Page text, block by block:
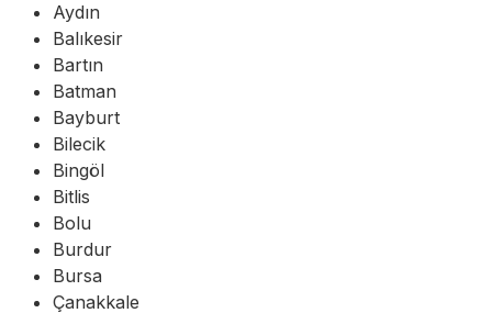
Aydın
Balıkesir
Bartın
Batman
Bayburt
Bilecik
Bingöl
Bitlis
Bolu
Burdur
Bursa
Çanakkale